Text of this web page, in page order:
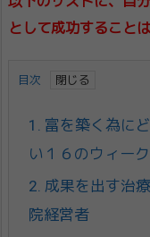
として成功すること
目次
1. 富を築く為に
い１６のウィー
2. 成果を出す治
院経営者